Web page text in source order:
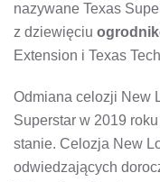
nazywane Texas
z dziewięciu
Extension i Texas
Odmiana celozji New
Superstar w 2019
stanie. Celozja New
odwiedzających